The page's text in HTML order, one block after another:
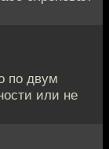
по двум
или не